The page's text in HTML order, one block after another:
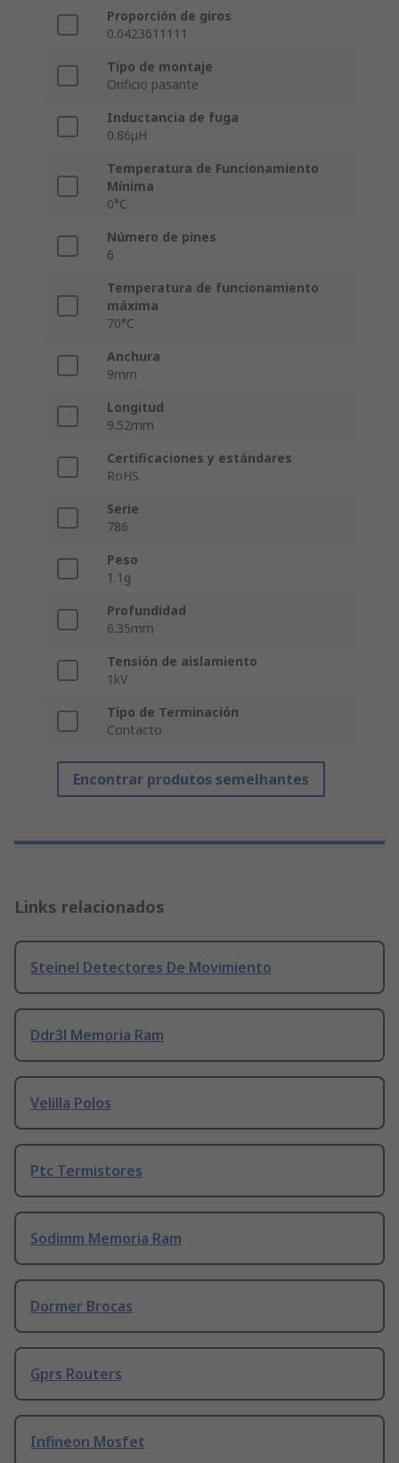
Proporción de giros
0.0423611111
Tipo de montaje
Orificio pasante
Inductancia de fuga
0.86μH
Temperatura de Funcionamiento
Mínima
0°C
Número de pines
6
Temperatura de funcionamiento
máxima
70°C
Anchura
9mm
Longitud
9.52mm
Certificaciones y estándares
RoHS
Serie
786
Peso
1.1g
Profundidad
6.35mm
Tensión de aislamiento
1kV
Tipo de Terminación
Contacto
Encontrar produtos semelhantes
Links relacionados
Steinel Detectores De Movimiento
Ddr3l Memoria Ram
Velilla Polos
Ptc Termistores
Sodimm Memoria Ram
Dormer Brocas
Gprs Routers
Infineon Mosfet